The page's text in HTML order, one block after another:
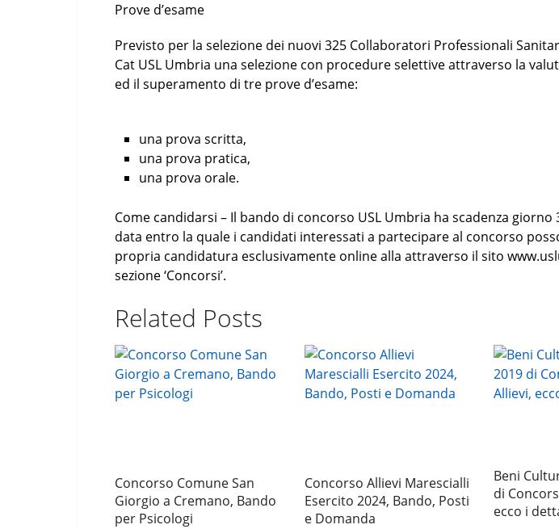
Prove d’esame
Previsto per la selezione dei nuovi 325 Collaboratori Professionali
Cat USL Umbria una selezione con procedure selettive attraverso la
ed il superamento di tre prove d’esame:
una prova scritta,
una prova pratica,
una prova orale.
Come candidarsi – Il bando di concorso USL Umbria ha scadenza giorno
data entro la quale i candidati interessati a partecipare al concorso
propria candidatura esclusivamente online alla attraverso il sito
sezione ‘Concorsi’.
Related Posts
Concorso Comune San
Giorgio a Cremano, Bando
per Psicologi
Concorso Allievi Marescialli
Esercito 2024, Bando, Posti
e Domanda
Beni
di
ecco i